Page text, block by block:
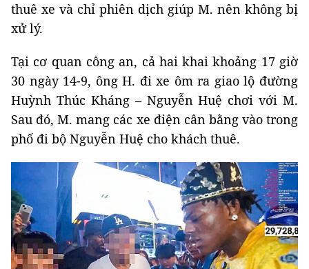
thuê xe và chỉ phiên dịch giúp M. nên không bị
xử lý.
Tại cơ quan công an, cả hai khai khoảng 17 giờ
30 ngày 14-9, ông H. đi xe ôm ra giao lộ đường
Huỳnh Thúc Kháng – Nguyễn Huệ chơi với M.
Sau đó, M. mang các xe điện cân bằng vào trong
phố đi bộ Nguyễn Huệ cho khách thuê.